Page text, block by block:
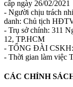
cấp ngày 26/02/2021
- Người chịu trách
danh: Chủ tịch
- Trụ sở chính: 311
12, TP.HCM
- TỔNG ĐÀI CSKH:
- Thời gian làm việc
CÁC CHÍNH